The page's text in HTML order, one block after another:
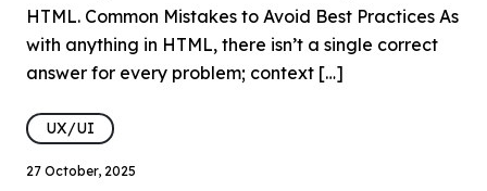
HTML. Common Mistakes to Avoid Best Practices As
with anything in HTML, there isn’t a single correct
answer for every problem; context […]
UX/UI
27 October, 2025